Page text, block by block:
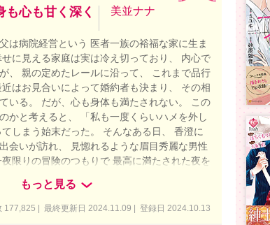
心も甘く深く
美並ナナ
は病院経営という 医者一族の裕福な家に生ま
に見える家庭は実は冷え切っており、 内心で
、 親の定めたレールに沿って、 これまで品行
はお見合いによって婚約者も決まり、 その相
いる。 だが、心も身体も満たされない。 この
かと考えると、 「私も一度くらいハメを外し
しまう始末だった。 そんなある日、 香澄に
会いが訪れ、 見惚れるような眉目秀麗な男性
限りの冒険のつもりで 最高に満たされた夜を
数日後にまたしても彼と運命的に再会を果た
婚約者がいながら他の男性と浮気をする状態
なヒロインではないためご了承ください。 ※本
もっと見る
177,825 | 最終更新日 2024.11.09 | 登録日 2024.10.13